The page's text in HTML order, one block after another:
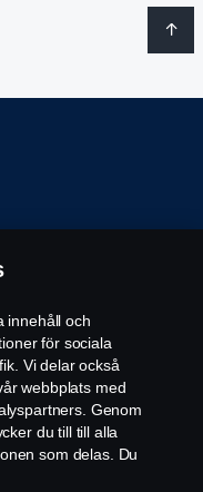
innehåll och
för sociala
Vi delar också
webbplats med
Genom
du till till alla
som delas. Du